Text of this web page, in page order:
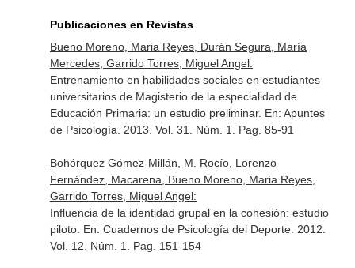
Publicaciones en Revistas
Bueno Moreno, Maria Reyes, Durán Segura, María
Mercedes, Garrido Torres, Miguel Angel:
Entrenamiento en habilidades sociales en estudiantes
universitarios de Magisterio de la especialidad de
Educación Primaria: un estudio preliminar. En: Apuntes
de Psicología . 2013. Vol. 31. Núm. 1. Pag. 85-91
Bohórquez Gómez-Millán, M. Rocío, Lorenzo
Fernández, Macarena, Bueno Moreno, Maria Reyes,
Garrido Torres, Miguel Angel:
Influencia de la identidad grupal en la cohesión: estudio
piloto. En: Cuadernos de Psicología del Deporte. 2012.
Vol. 12. Núm. 1. Pag. 151-154